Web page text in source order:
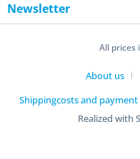
Newsletter
All prices
About us
Shippingcosts and
Realized with